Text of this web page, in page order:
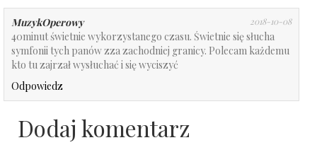
MuzykOperowy 2018-10-08
40minut świetnie wykorzystanego czasu. Świetnie się słucha
symfonii tych panów zza zachodniej granicy. Polecam każdemu
kto tu zajrzał wysłuchać i się wyciszyć
Odpowiedz
Dodaj komentarz